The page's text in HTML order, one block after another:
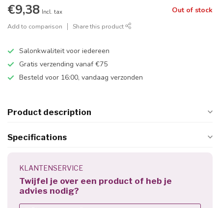
€9,38 Incl. tax Out of stock
Add to comparison Share this product
Salonkwaliteit voor iedereen
Gratis verzending vanaf €75
Besteld voor 16:00, vandaag verzonden
Product description
Specifications
KLANTENSERVICE
Twijfel je over een product of heb je
advies nodig?